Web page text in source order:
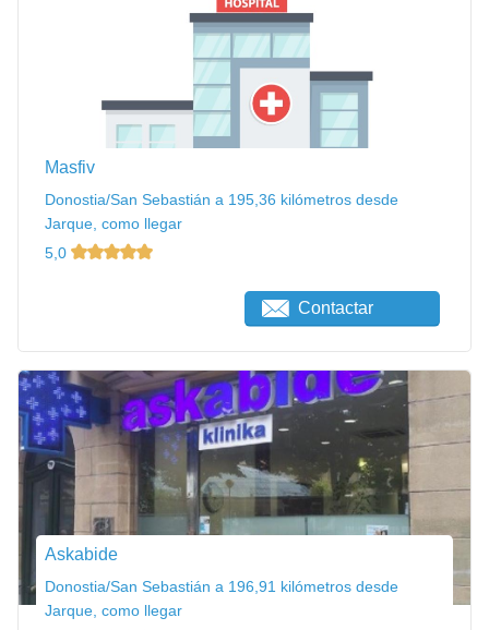
Masfiv
Donostia/San Sebastián a 195,36 kilómetros desde
Jarque, como llegar
5,0
Contactar
Askabide
Donostia/San Sebastián a 196,91 kilómetros desde
Jarque, como llegar